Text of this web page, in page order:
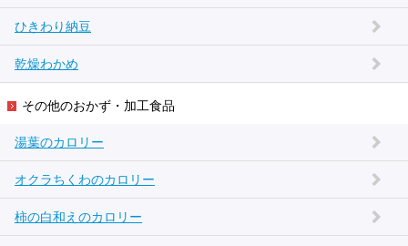
ひきわり納豆
乾燥わかめ
その他のおかず・加工食品
湯葉のカロリー
オクラちくわのカロリー
柿の白和えのカロリー